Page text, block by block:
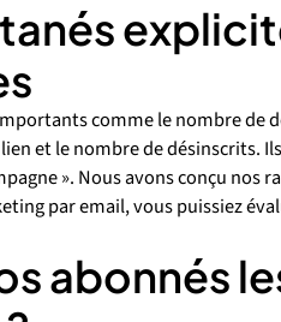
comme le nombre de
et le nombre de désinscrits.
». Nous avons conçu nos
par email, vous puissiez
abonnés